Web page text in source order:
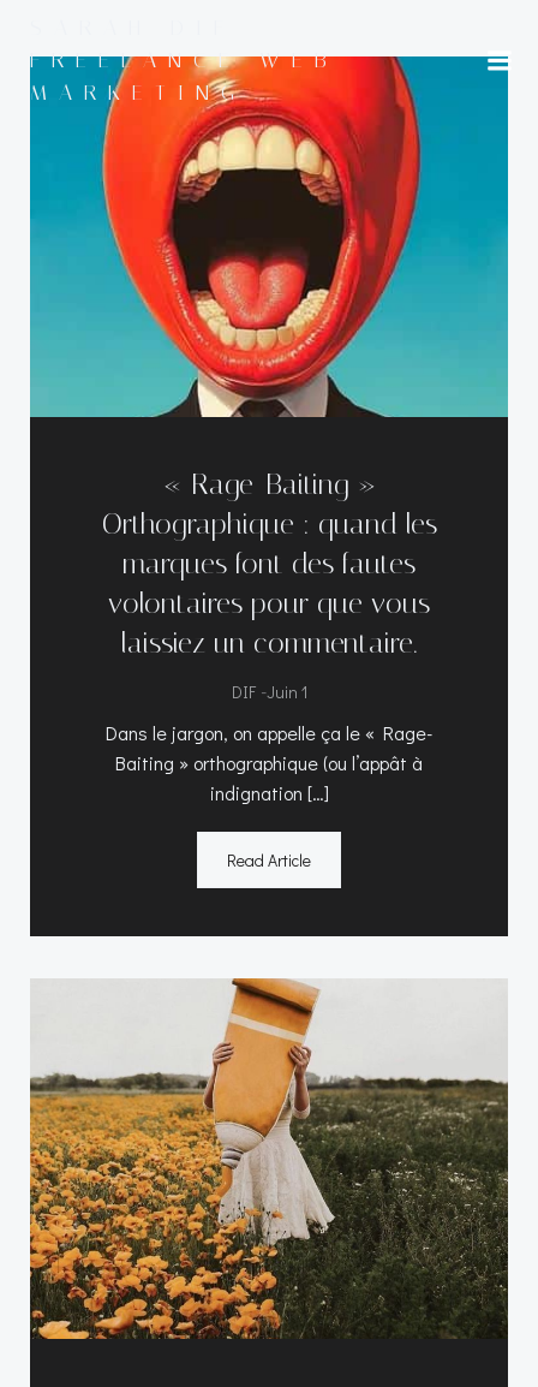
contenu
FREELANCE WEB
MARKETING
« Rage-Baiting »
Orthographique : quand les
marques font des fautes
volontaires pour que vous
laissiez un commentaire.
DIF -Juin 1
Dans le jargon, on appelle ça le « Rage-
Baiting » orthographique (ou l’appât à
indignation […]
Read Article